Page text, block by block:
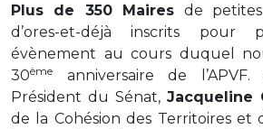
Plus de 350 Maires de
d’ores-et-déjà inscrits pour
évènement au cours duquel
30ème anniversaire de l’APVF.
Président du Sénat, Jacqueline
de la Cohésion des Territoires et